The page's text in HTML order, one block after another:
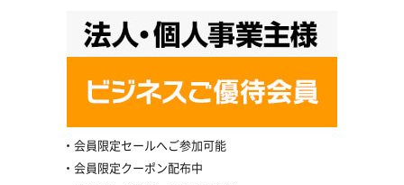
会員限定セールへご参加可能
会員限定クーポン配布中